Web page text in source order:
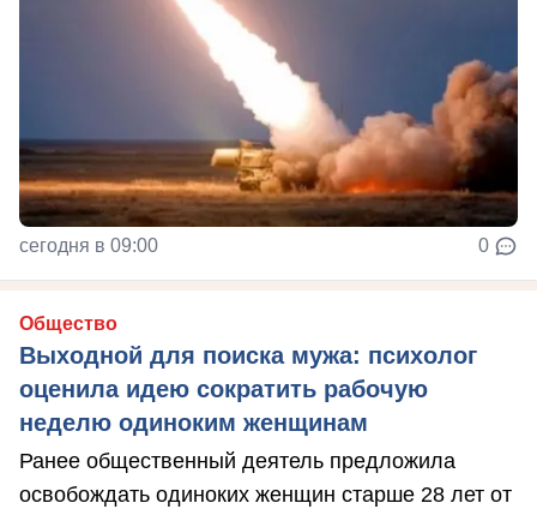
сегодня в 09:00 0
Общество
Выходной для поиска мужа: психолог
оценила идею сократить рабочую
неделю одиноким женщинам
Ранее общественный деятель предложила
освобождать одиноких женщин старше 28 лет от